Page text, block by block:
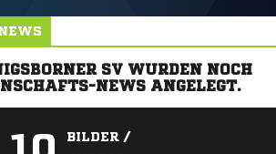
SV WURDEN NOCH
NEWS ANGELEGT.
BILDER /